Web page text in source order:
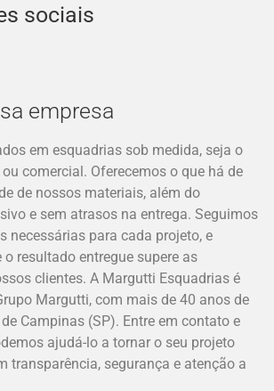
sociais
empresa
em esquadrias sob medida, seja o
comercial. Oferecemos o que há de
de nossos materiais, além do
e sem atrasos na entrega. Seguimos
necessárias para cada projeto, e
resultado entregue supere as
clientes. A Margutti Esquadrias é
Margutti, com mais de 40 anos de
Campinas (SP). Entre em contato e
ajudá-lo a tornar o seu projeto
transparência, segurança e atenção a